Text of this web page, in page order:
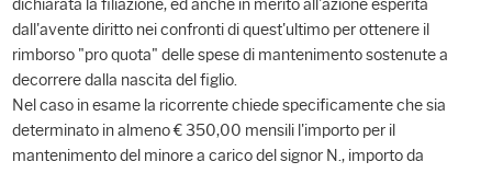
dichiarata la filiazione, ed anche in merito all'azione esperita
dall'avente diritto nei confronti di quest'ultimo per ottenere il
rimborso "pro quota" delle spese di mantenimento sostenute a
decorrere dalla nascita del figlio.
Nel caso in esame la ricorrente chiede specificamente che sia
determinato in almeno € 350,00 mensili l'importo per il
mantenimento del minore a carico del signor N., importo da